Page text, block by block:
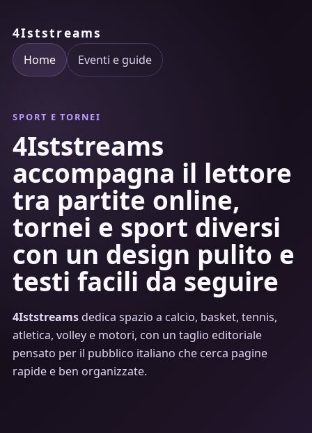
4Iststreams
Home Eventi e guide
SPORT E TORNEI
4Iststreams
accompagna il lettore
tra partite online,
tornei e sport diversi
con un design pulito e
testi facili da seguire
4Iststreamsdedica spazio a calcio, basket, tennis,
atletica, volley e motori, con un taglio editoriale
pensato per il pubblico italiano che cerca pagine
rapide e ben organizzate.